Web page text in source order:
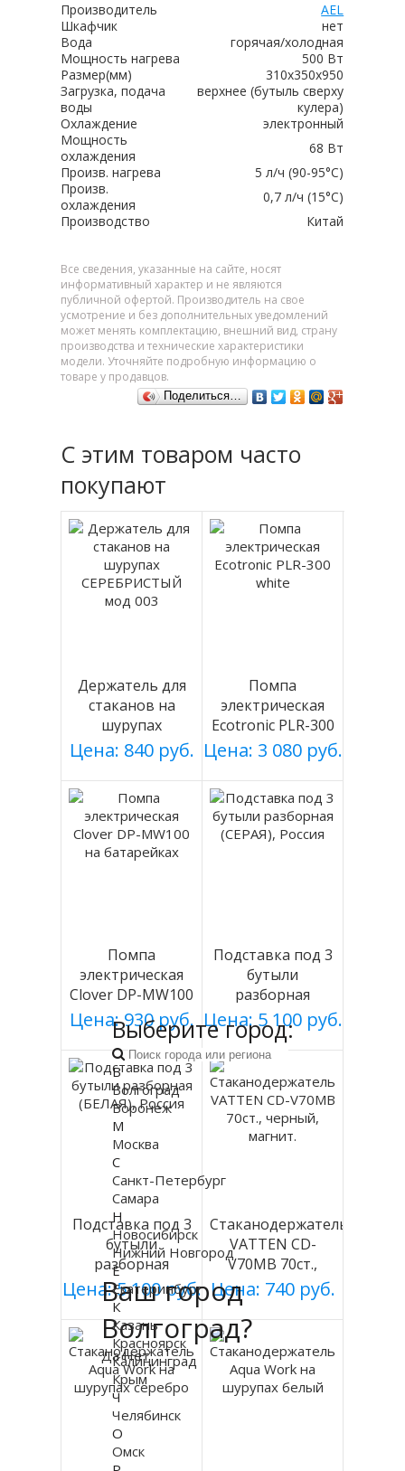
Производитель
AEL
Шкафчик
нет
Вода
горячая/холодная
Мощность нагрева
500 Вт
Размер(мм)
310х350х950
Загрузка, подача
воды
верхнее (бутыль сверху
кулера)
Охлаждение
электронный
Мощность
охлаждения
68 Вт
Произв. нагрева
5 л/ч (90-95°C)
Произв.
охлаждения
0,7 л/ч (15°C)
Производство
Китай
Все сведения, указанные на сайте, носят
информативный характер и не являются
публичной офертой. Производитель на свое
усмотрение и без дополнительных уведомлений
может менять комплектацию, внешний вид, страну
производства и технические характеристики
модели. Уточняйте подробную информацию о
товаре у продавцов.
Поделиться…
С этим товаром часто
покупают
Держатель для
стаканов на
шурупах
СЕРЕБРИСТЫЙ
мод 003
Цена: 840 руб.
Помпа
электрическая
Ecotronic PLR-300
white
Цена: 3 080 руб.
Помпа
электрическая
Clover DP-MW100
на батарейках
Цена: 930 руб.
Подставка под 3
бутыли
разборная
(СЕРАЯ), Россия
Цена: 5 100 руб.
Подставка под 3
бутыли
разборная
(БЕЛАЯ), Россия
Цена: 5 100 руб.
Стаканодержатель
VATTEN CD-
V70MB 70ст.,
черный, магнит.
Цена: 740 руб.
Ваш город
Волгоград?
Да Нет
Выберите город:
В
Волгоград
Воронеж
М
Москва
С
Санкт-Петербург
Самара
Н
Новосибирск
Нижний Новгород
Е
Екатеринбург
К
Казань
Красноярск
Калининград
Крым
Ч
Челябинск
О
Омск